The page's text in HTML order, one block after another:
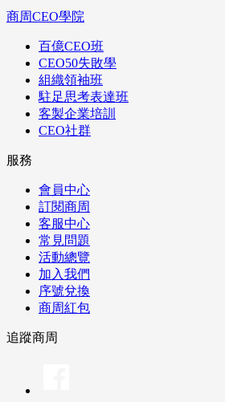
商周CEO學院
百億CEO班
CEO50失敗學
組織領袖班
駐足思考表達班
客製企業培訓
CEO社群
服務
會員中心
訂閱商周
客服中心
常見問題
活動總覽
加入我們
序號兌換
商周紅包
追蹤商周